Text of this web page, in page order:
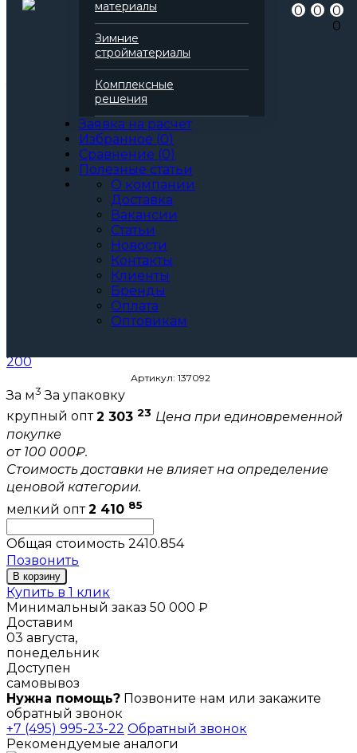
материалы
Зимние
стройматериалы
Комплексные
решения
Заявка на расчет
Избранное (0)
Сравнение (0)
Полезные статьи
О компании
Доставка
Вакансии
Статьи
Новости
Контакты
Клиенты
Бренды
Оплата
Оптовикам
0 0
0
0
Серия
Акустик Баттс
Базальтовая вата
Количество в упаковке (м2)
Все характеристики
200
Артикул: 137092
За м3 За упаковку
крупный опт 2 303 23 Цена при единовременной
покупке
от 100 000₽.
Стоимость доставки не влияет на определение
ценовой категории.
мелкий опт 2 410 85
Общая стоимость 2410.854
Позвонить
В корзину
Купить в 1 клик
Минимальный заказ 50 000 ₽
Доставим
03 августа,
понедельник
Доступен
самовывоз
Нужна помощь? Позвоните нам или закажите
обратный звонок
+7 (495) 995-23-22 Обратный звонок
Рекомендуемые аналоги